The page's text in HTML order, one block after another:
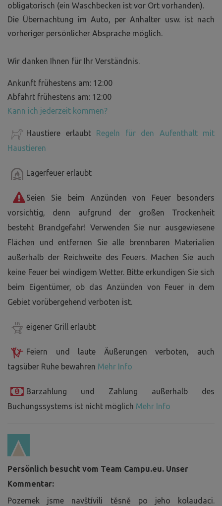
obligatorisch (ein Waschbecken ist vor Ort vorhanden).
Die Übernachtung im Auto, per Anhalter usw. ist nach
vorheriger persönlicher Absprache möglich.
Wir danken Ihnen für Ihr Verständnis.
Ankunft frühestens am: 12:00
Abfahrt frühestens am: 12:00
Kann ich jederzeit kommen?
Haustiere erlaubt
Regeln für den Aufenthalt mit
Haustieren
Lagerfeuer erlaubt
Seien Sie beim Anzünden von Feuer besonders
vorsichtig, denn aufgrund der großen Trockenheit
besteht Brandgefahr! Verwenden Sie nur ausgewiesene
Flächen und entfernen Sie alle brennbaren Materialien
außerhalb der Reichweite des Feuers. Machen Sie auch
keine Feuer bei windigem Wetter. Bitte erkundigen Sie sich
beim Eigentümer, ob das Anzünden von Feuer in dem
Gebiet vorübergehend verboten ist.
eigener Grill erlaubt
Feiern und laute Äußerungen verboten, auch
tagsüber Ruhe bewahren Mehr Info
Barzahlung und Zahlung außerhalb des
Buchungssystems ist nicht möglich Mehr Info
Persönlich besucht vom Team Campu.eu. Unser
Kommentar:
Pozemek jsme navštívili těsně po jeho kolaudaci.